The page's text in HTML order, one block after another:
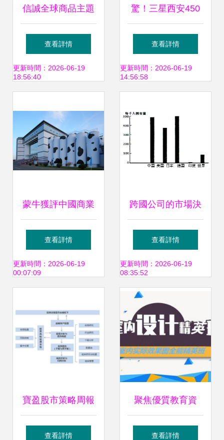
信誠全球商品主題
證券投資基金
（LOF）2013半年
資深度解析
查看詳情
更新時間：2026-06-19
18:56:40
驚！三星西安450
億投資項目或告
吹，資產管理成關
查看詳情
更新時間：2026-06-19
14:56:58
蒙牛獲評中國商業
改革開放40年功勛
企業 卓越投資管理
查看詳情
更新時間：2026-06-19
00:07:09
跨國公司的市場決
策與產品投資分析
查看詳情
更新時間：2026-06-19
08:35:52
寶盈股市策略周報
寬松政策逐步落
查看詳情
聚焦優質教育資
產，賦能未來——
查看詳情